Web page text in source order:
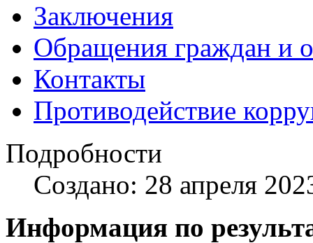
Заключения
Обращения граждан и
Контакты
Противодействие
Подробности
Создано: 28 апреля
Информация по